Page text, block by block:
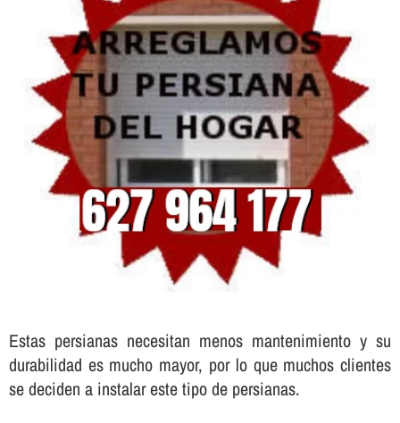
Estas persianas necesitan menos mantenimiento y su
durabilidad es mucho mayor, por lo que muchos clientes
se deciden a instalar este tipo de persianas.